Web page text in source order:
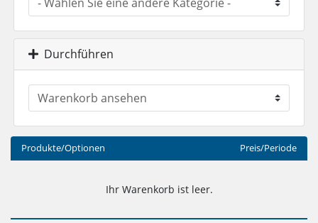
Durchführen
Produkte/Optionen Preis/Periode
Ihr Warenkorb ist leer.